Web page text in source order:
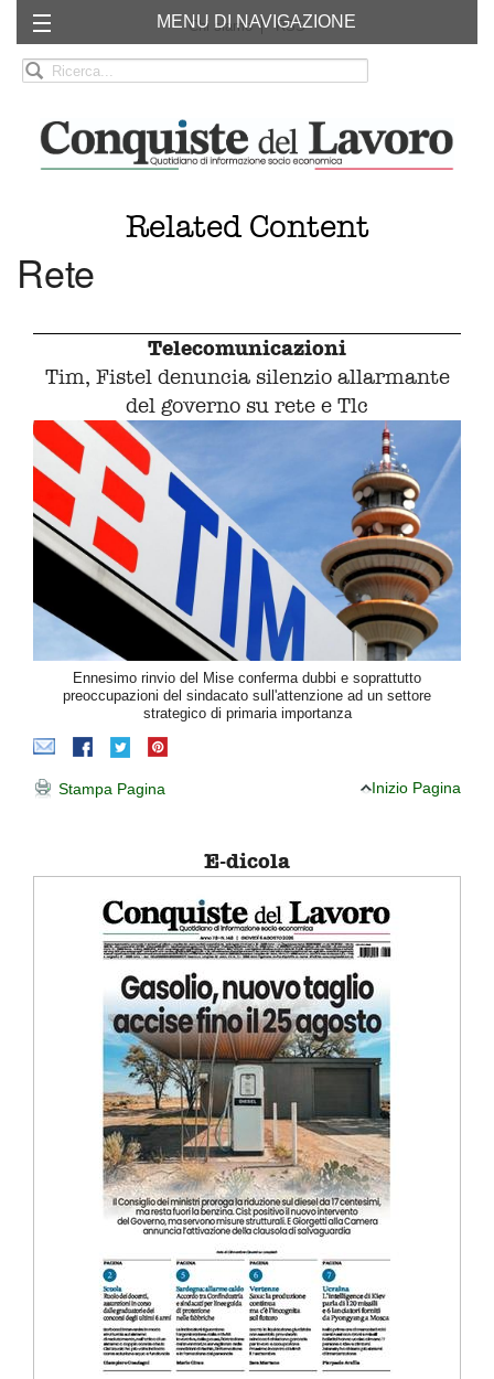
Chi siamo RSS
MENU DI NAVIGAZIONE
Related Content
Rete
Telecomunicazioni
Tim, Fistel denuncia silenzio allarmante
del governo su rete e Tlc
Ennesimo rinvio del Mise conferma dubbi e soprattutto
preoccupazioni del sindacato sull'attenzione ad un settore
strategico di primaria importanza
Stampa Pagina Inizio Pagina
E-dicola